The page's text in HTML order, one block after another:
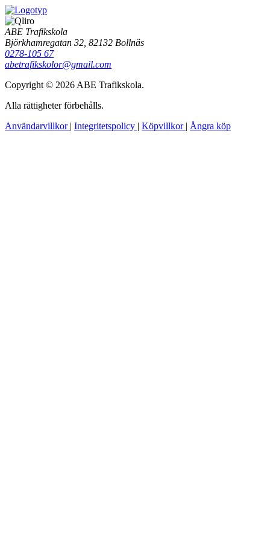
ABE Trafikskola
Björkhamregatan 32, 82132 Bollnäs
0278-105 67
abetrafikskolor@gmail.com
Copyright © 2026 ABE Trafikskola.
Alla rättigheter förbehålls.
Användarvillkor | Integritetspolicy | Köpvillkor | Ångra köp